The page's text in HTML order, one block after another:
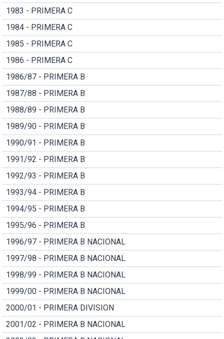
1983 - PRIMERA C
1984 - PRIMERA C
1985 - PRIMERA C
1986 - PRIMERA C
1986/87 - PRIMERA B
1987/88 - PRIMERA B
1988/89 - PRIMERA B
1989/90 - PRIMERA B
1990/91 - PRIMERA B
1991/92 - PRIMERA B
1992/93 - PRIMERA B
1993/94 - PRIMERA B
1994/95 - PRIMERA B
1995/96 - PRIMERA B
1996/97 - PRIMERA B NACIONAL
1997/98 - PRIMERA B NACIONAL
1998/99 - PRIMERA B NACIONAL
1999/00 - PRIMERA B NACIONAL
2000/01 - PRIMERA DIVISION
2001/02 - PRIMERA B NACIONAL